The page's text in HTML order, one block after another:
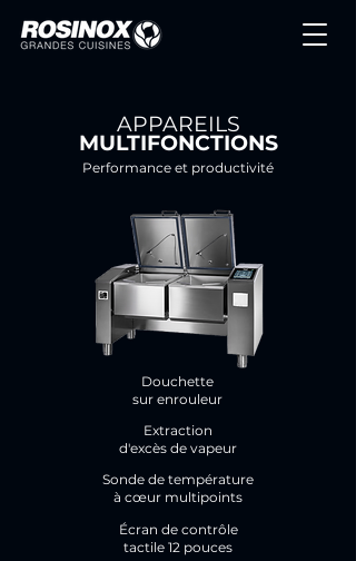
APPAREILS
MULTIFONCTIONS
Performance et productivité
Douchette
sur enrouleur
Extraction
d'excès de vapeur
Sonde de température
à cœur multipoints
Écran de contrôle
tactile 12 pouces